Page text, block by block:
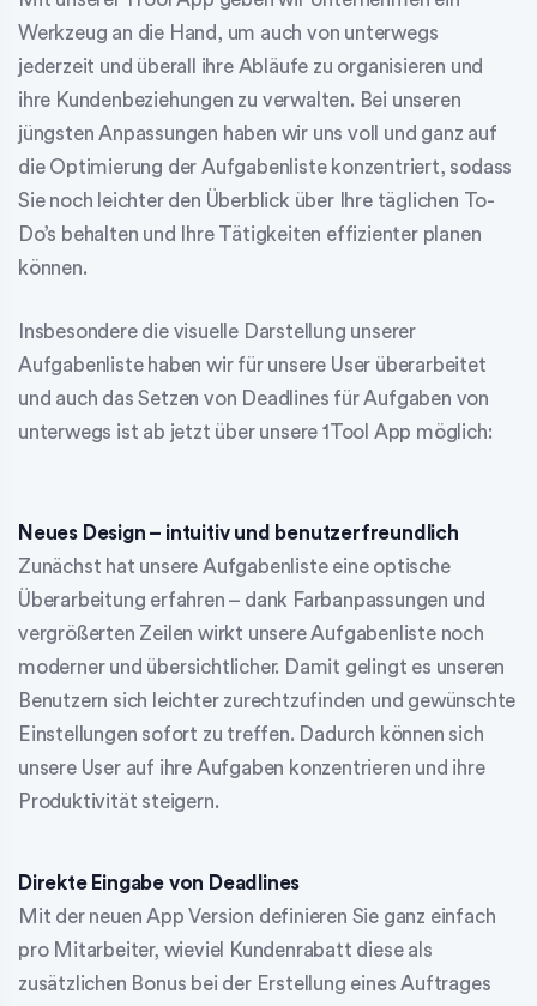
Werkzeug an die Hand, um auch von unterwegs
jederzeit und überall ihre Abläufe zu organisieren und
ihre Kundenbeziehungen zu verwalten. Bei unseren
jüngsten Anpassungen haben wir uns voll und ganz auf
die Optimierung der Aufgabenliste konzentriert, sodass
Sie noch leichter den Überblick über Ihre täglichen To-
Do’s behalten und Ihre Tätigkeiten effizienter planen
können.
Insbesondere die visuelle Darstellung unserer
Aufgabenliste haben wir für unsere User überarbeitet
und auch das Setzen von Deadlines für Aufgaben von
unterwegs ist ab jetzt über unsere 1Tool App möglich:
Neues Design – intuitiv und benutzerfreundlich
Zunächst hat unsere Aufgabenliste eine optische
Überarbeitung erfahren – dank Farbanpassungen und
vergrößerten Zeilen wirkt unsere Aufgabenliste noch
moderner und übersichtlicher. Damit gelingt es unseren
Benutzern sich leichter zurechtzufinden und gewünschte
Einstellungen sofort zu treffen. Dadurch können sich
unsere User auf ihre Aufgaben konzentrieren und ihre
Produktivität steigern.
Direkte Eingabe von Deadlines
Mit der neuen App Version definieren Sie ganz einfach
pro Mitarbeiter, wieviel Kundenrabatt diese als
zusätzlichen Bonus bei der Erstellung eines Auftrages